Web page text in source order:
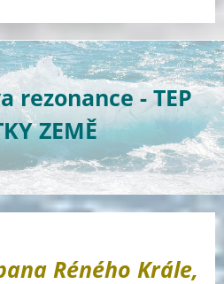
rezonance - TEP
ZEMĚ
Réného Krále,